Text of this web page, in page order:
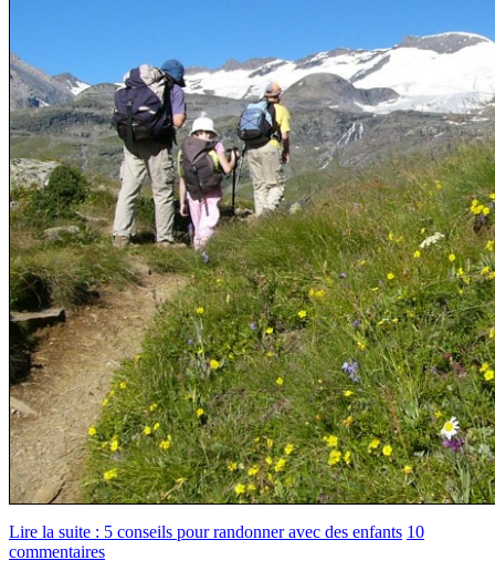
Lire la suite : 5 conseils pour randonner avec des enfants 10
commentaires